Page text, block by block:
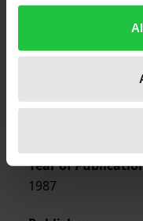
gesammelt haben.
Eine
Publication Date
Year of
1987